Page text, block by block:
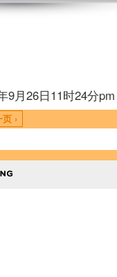
9月26日11时24分
›